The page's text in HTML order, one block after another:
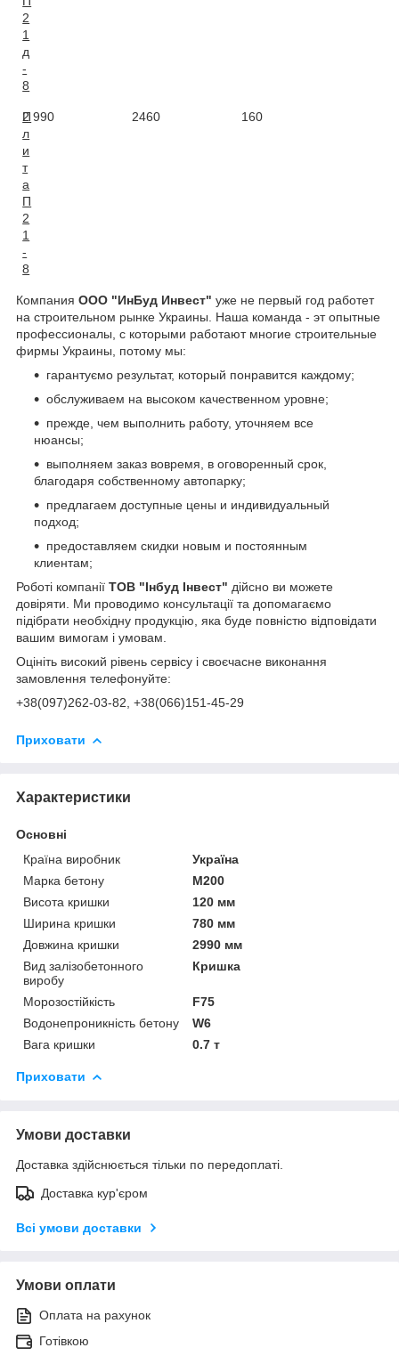
2
1
д
-
8
П
л
и
т
а
П
2
1
-
8
2 990 2460 160
Компания ООО "ИнБуд Инвест" уже не первый год работет
на строительном рынке Украины. Наша команда - эт опытные
профессионалы, с которыми работают многие строительные
фирмы Украины, потому мы:
гарантуємо результат, который понравится каждому;
обслуживаем на высоком качественном уровне;
прежде, чем выполнить работу, уточняем все
нюансы;
выполняем заказ вовремя, в оговоренный срок,
благодаря собственному автопарку;
предлагаем доступные цены и индивидуальный
подход;
предоставляем скидки новым и постоянным
клиентам;
Роботі компанії ТОВ "Інбуд Інвест" дійсно ви можете
довіряти. Ми проводимо консультації та допомагаємо
підібрати необхідну продукцію, яка буде повністю відповідати
вашим вимогам і умовам.
Оцініть високий рівень сервісу і своєчасне виконання
замовлення телефонуйте:
+38(097)262-03-82 , +38(066)151-45-29
Приховати
Характеристики
Основні
Країна виробник
Україна
Марка бетону
М200
Висота кришки
120 мм
Ширина кришки
780 мм
Довжина кришки
2990 мм
Вид залізобетонного
виробу
Кришка
Морозостійкість
F75
Водонепроникність бетону
W6
Вага кришки
0.7 т
Приховати
Умови доставки
Доставка здійснюється тільки по передоплаті.
Доставка кур'єром
Всі умови доставки
Умови оплати
Оплата на рахунок
Готівкою